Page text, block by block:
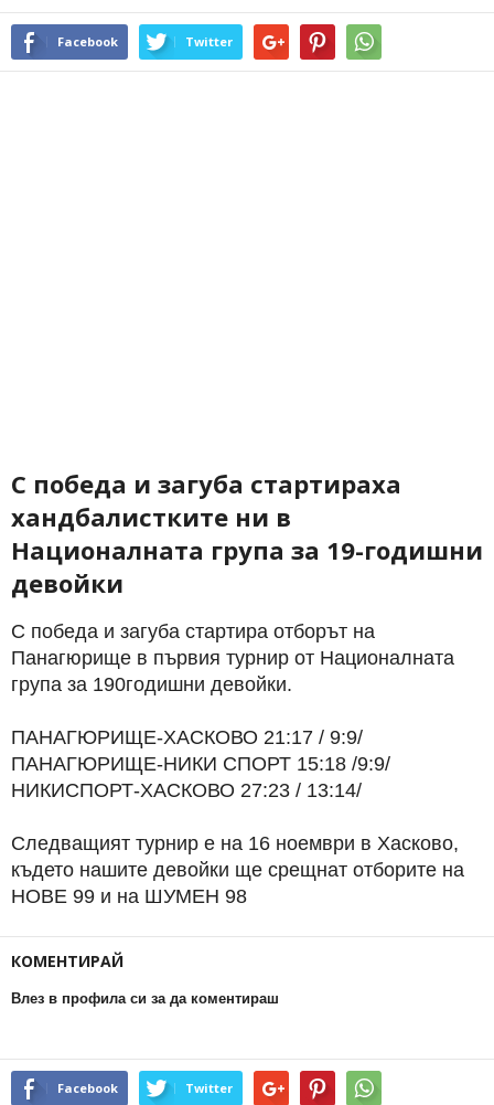
Facebook Twitter
С победа и загуба стартираха
хандбалистките ни в
Националната група за 19-годишни
девойки
С победа и загуба стартира отборът на
Панагюрище в първия турнир от Националната
група за 190годишни девойки.
ПАНАГЮРИЩЕ-ХАСКОВО 21:17 / 9:9/
ПАНАГЮРИЩЕ-НИКИ СПОРТ 15:18 /9:9/
НИКИСПОРТ-ХАСКОВО 27:23 / 13:14/
Следващият турнир е на 16 ноември в Хасково,
където нашите девойки ще срещнат отборите на
НОВЕ 99 и на ШУМЕН 98
КОМЕНТИРАЙ
Влез в профила си за да коментираш
Facebook Twitter